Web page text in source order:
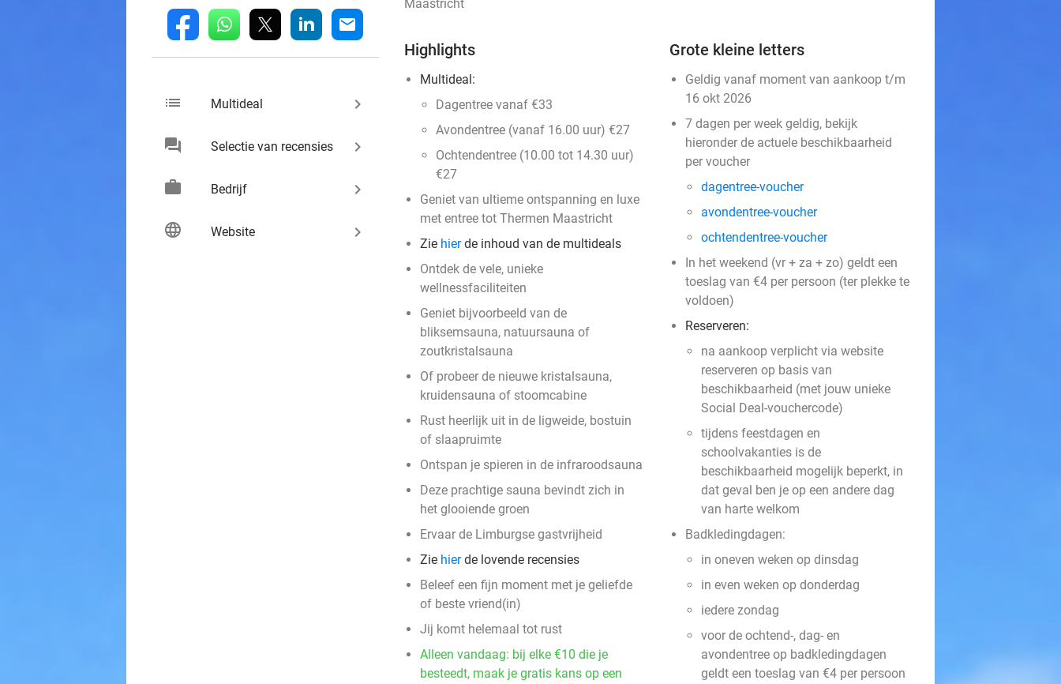
fb whatsapp linkedin mail
list Multideal keyboard_arrow_right
chat Selectie van recensies keyboard_arrow_right
work Bedrijf keyboard_arrow_right
language Website keyboard_arrow_right
Maastricht
Highlights
Multideal:
Dagentree vanaf €33
Avondentree (vanaf 16.00 uur) €27
Ochtendentree (10.00 tot 14.30 uur)
€27
Geniet van ultieme ontspanning en luxe
met entree tot Thermen Maastricht
Zie hierde inhoud van de multideals
Ontdek de vele, unieke
wellnessfaciliteiten
Geniet bijvoorbeeld van de
bliksemsauna, natuursauna of
zoutkristalsauna
Of probeer de nieuwe kristalsauna,
kruidensauna of stoomcabine
Rust heerlijk uit in de ligweide, bostuin
of slaapruimte
Ontspan je spieren in de infraroodsauna
Deze prachtige sauna bevindt zich in
het glooiende groen
Ervaar de Limburgse gastvrijheid
Zie hierde lovende recensies
Beleef een fijn moment met je geliefde
of beste vriend(in)
Jij komt helemaal tot rust
Alleen vandaag: bij elke €10 die je
besteedt, maak je gratis kans op een
Grote kleine letters
Geldig vanaf moment van aankoop t/m
16 okt 2026
7 dagen per week geldig, bekijk
hieronder de actuele beschikbaarheid
per voucher
dagentree-voucher
avondentree-voucher
ochtendentree-voucher
In het weekend (vr + za + zo) geldt een
toeslag van €4 per persoon (ter plekke te
voldoen)
Reserveren:
na aankoop verplicht via website
reserveren op basis van
beschikbaarheid (met jouw unieke
Social Deal-vouchercode)
tijdens feestdagen en
schoolvakanties is de
beschikbaarheid mogelijk beperkt, in
dat geval ben je op een andere dag
van harte welkom
Badkledingdagen:
in oneven weken op dinsdag
in even weken op donderdag
iedere zondag
voor de ochtend-, dag- en
avondentree op badkledingdagen
geldt een toeslag van €4 per persoon